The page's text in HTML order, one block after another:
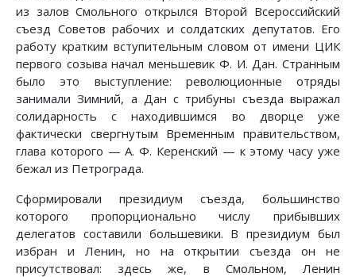
из залов Смольного открылся Второй Всероссийский
съезд Советов рабочих и солдатских депутатов. Его
работу кратким вступительным словом от имени ЦИК
первого созыва начал меньшевик Ф. И. Дан. Странным
было это выступление: революционные отряды
занимали Зимний, а Дан с трибуны съезда выражал
солидарность с находившимся во дворце уже
фактически свергнутым Временным правительством,
глава которого — А. Ф. Керенский — к этому часу уже
бежал из Петрограда.
Сформировали президиум съезда, большинство
которого пропорционально числу прибывших
делегатов составили большевики. В президиум был
избран и Ленин, но на открытии съезда он не
присутствовал: здесь же, в Смольном, Ленин